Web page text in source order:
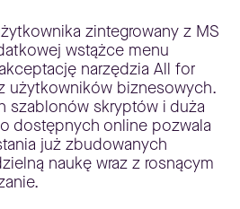
zintegrowany z MS
wstążce menu
narzędzia All for
użytkowników biznesowych.
szablonów skryptów i duża
dostępnych online pozwala
już zbudowanych
naukę wraz z rosnącym